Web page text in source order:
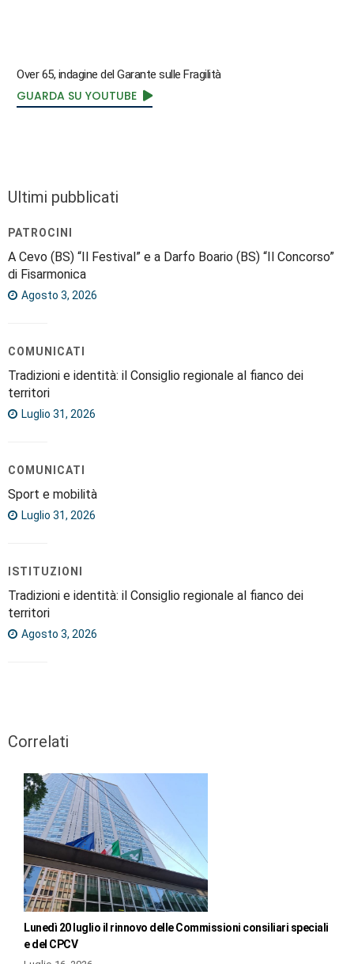
Over 65, indagine del Garante sulle Fragilità
GUARDA SU YOUTUBE
Ultimi pubblicati
PATROCINI
A Cevo (BS) “Il Festival” e a Darfo Boario (BS) “Il Concorso”
di Fisarmonica
Agosto 3, 2026
COMUNICATI
Tradizioni e identità: il Consiglio regionale al fianco dei
territori
Luglio 31, 2026
COMUNICATI
Sport e mobilità
Luglio 31, 2026
ISTITUZIONI
Tradizioni e identità: il Consiglio regionale al fianco dei
territori
Agosto 3, 2026
Correlati
Lunedì 20 luglio il rinnovo delle Commissioni consiliari speciali
e del CPCV